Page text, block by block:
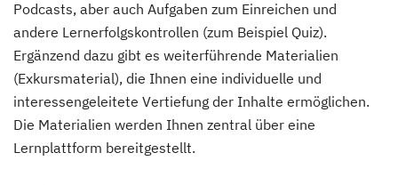
Podcasts, aber auch Aufgaben zum Einreichen und
andere Lernerfolgskontrollen (zum Beispiel Quiz).
Ergänzend dazu gibt es weiterführende Materialien
(Exkursmaterial), die Ihnen eine individuelle und
interessengeleitete Vertiefung der Inhalte ermöglichen.
Die Materialien werden Ihnen zentral über eine
Lernplattform bereitgestellt.